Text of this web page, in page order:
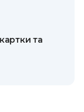
та